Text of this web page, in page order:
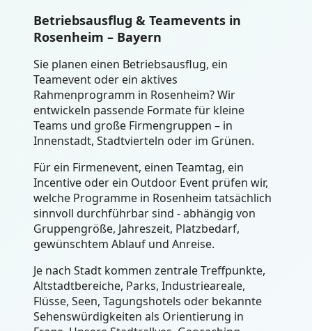
Betriebsausflug & Teamevents in
Rosenheim – Bayern
Sie planen einen Betriebsausflug, ein
Teamevent oder ein aktives
Rahmenprogramm in Rosenheim? Wir
entwickeln passende Formate für kleine
Teams und große Firmengruppen – in
Innenstadt, Stadtvierteln oder im Grünen.
Für ein Firmenevent, einen Teamtag, ein
Incentive oder ein Outdoor Event prüfen wir,
welche Programme in Rosenheim tatsächlich
sinnvoll durchführbar sind - abhängig von
Gruppengröße, Jahreszeit, Platzbedarf,
gewünschtem Ablauf und Anreise.
Je nach Stadt kommen zentrale Treffpunkte,
Altstadtbereiche, Parks, Industrieareale,
Flüsse, Seen, Tagungshotels oder bekannte
Sehenswürdigkeiten als Orientierung in